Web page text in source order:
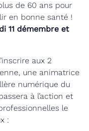
de 60 ans pour
en bonne santé !
11 démembre et
aux 2
une animatrice
numérique du
à l’action et
le
: